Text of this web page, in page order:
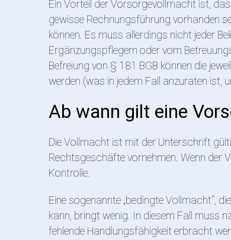
Ein Vorteil der Vorsorgevollmacht ist,
gewisse Rechnungsführung vorhanden
können. Es muss allerdings nicht jeder
Ergänzungspflegern oder vom
Befreiung von § 181 BGB können die
werden (was in jedem Fall anzuraten ist,
Ab wann gilt eine
Die Vollmacht ist mit der Unterschrift
Rechtsgeschäfte vornehmen. Wenn der
Kontrolle.
Eine sogenannte „bedingte Vollmacht“,
kann, bringt wenig. In diesem Fall muss
fehlende Handlungsfähigkeit erbracht